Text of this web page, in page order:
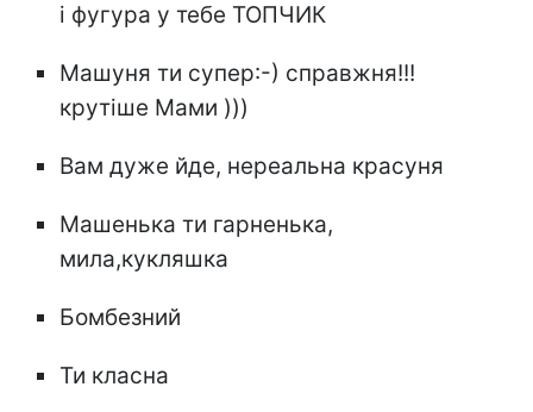
і фугура у тебе ТОПЧИК
Машуня ти супер:-) справжня!!!
крутіше Мами )))
Вам дуже йде, нереальна красуня
Машенька ти гарненька,
мила,кукляшка
Бомбезний
Ти класна